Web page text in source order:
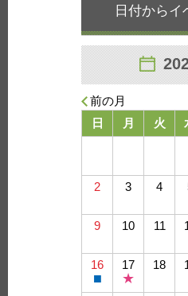
日付からイ
前の月
日
月 火
2 3 4
9 10 11
16
■
17
★
18